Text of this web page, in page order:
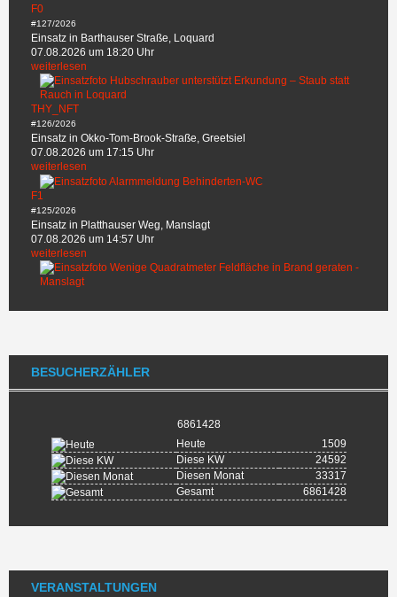
F0
#127/2026
Einsatz in Barthauser Straße, Loquard
07.08.2026 um 18:20 Uhr
weiterlesen
THY_NFT
#126/2026
Einsatz in Okko-Tom-Brook-Straße, Greetsiel
07.08.2026 um 17:15 Uhr
weiterlesen
F1
#125/2026
Einsatz in Platthauser Weg, Manslagt
07.08.2026 um 14:57 Uhr
weiterlesen
BESUCHERZÄHLER
6861428
Heute
1509
Diese KW
24592
Diesen Monat
33317
Gesamt
6861428
VERANSTALTUNGEN